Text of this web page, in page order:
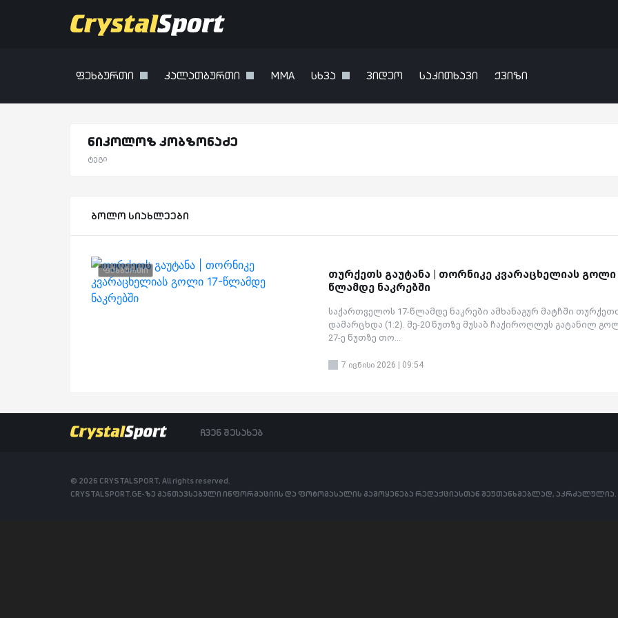
ფეხბურთი კალათბურთი MMA სხვა ვიდეო საკითხავი ქვიზი
ნიკოლოზ კობზონაძე
ტეგი
ბოლო სიახლეები
ფეხბურთი
თურქეთს გაუტანა | თორნიკე კვარაცხელიას გოლი
წლამდე ნაკრებში
საქართველოს 17-წლამდე ნაკრები ამხანაგურ მატჩში
დამარცხდა (1:2). მე-20 წუთზე მუსაბ ჩაქიროღლუს გატანილ
27-ე წუთზე თო...
7 ივნისი 2026 | 09:54
ჩვენ შესახებ
© 2026 CRYSTALSPORT, All rights reserved.
CRYSTALSPORT.GE-ზე განთავსებული ინფორმაციის და ფოტომასალის გამოყენება რედაქციასთან შეუთანხმებლად, აკრძალულია.